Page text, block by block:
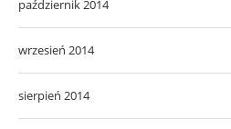
październik 2014
wrzesień 2014
sierpień 2014